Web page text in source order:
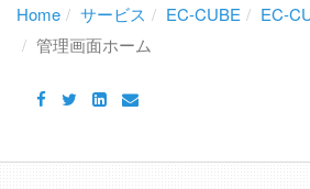
Home サービス EC-CUBE
EC-
管理画面ホーム